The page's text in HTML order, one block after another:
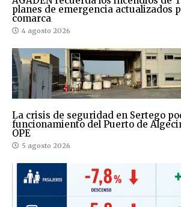
planes de emergencia actualizados
comarca
4 agosto 2026
La crisis de seguridad en Sertego
funcionamiento del Puerto de
OPE
5 agosto 2026